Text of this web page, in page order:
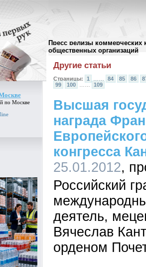
Пресс релизы коммерческих
общественных организаций
по Москве
Архив пресс-релизов//
Другие статьи
Страницы: 1 84 85 86
99
100 …… 109
Высшая
награда
конгресса
25.01.2012
Российский
деятель,
Вячеслав
орденом